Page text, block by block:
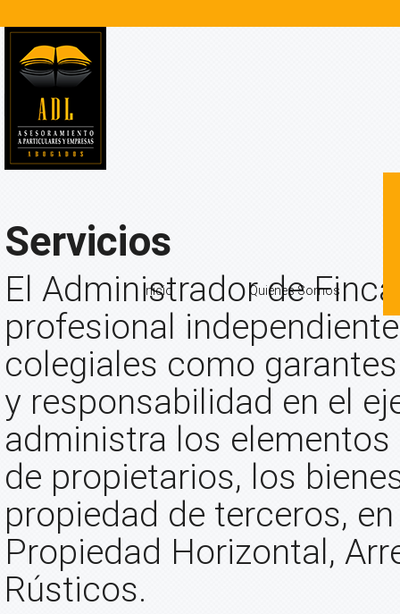
Inicio Quiénes Somos
Servicios
El Administrador de
profesional
colegiales como
y responsabilidad en el
administra los
de propietarios, los
propiedad de terceros,
Propiedad Horizontal,
Rústicos.